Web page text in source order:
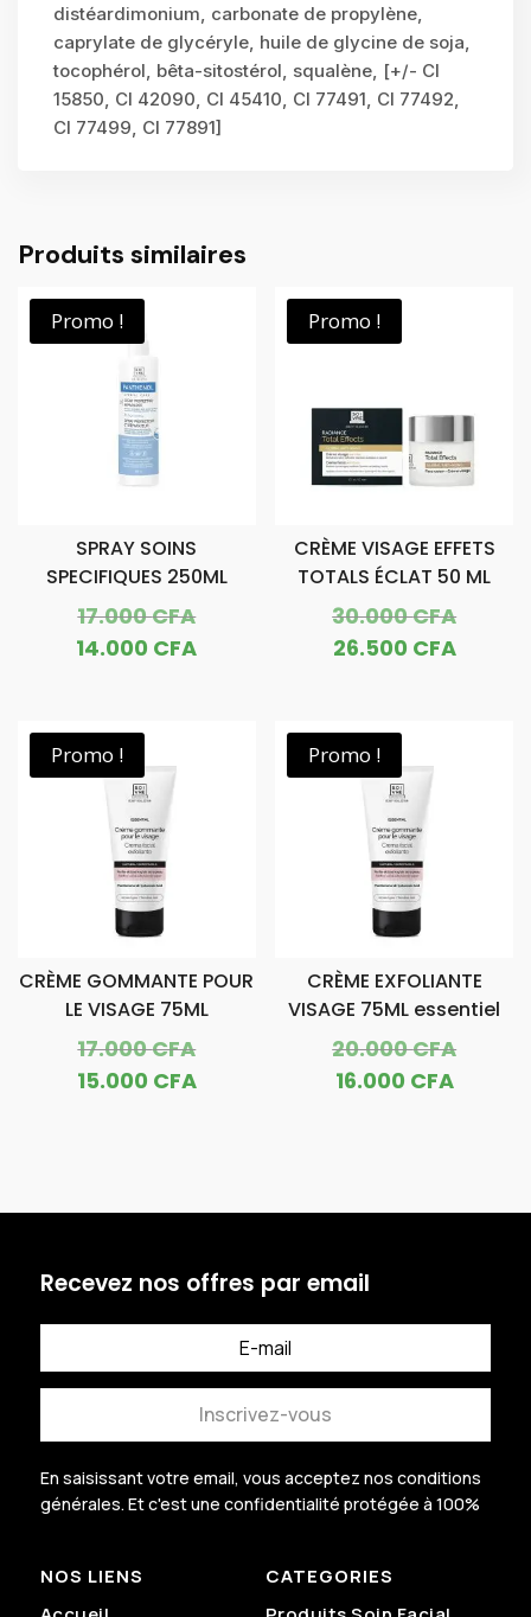
distéardimonium, carbonate de propylène,
caprylate de glycéryle, huile de glycine de soja,
tocophérol, bêta-sitostérol, squalène, [+/- CI
15850, CI 42090, CI 45410, CI 77491, CI 77492,
CI 77499, CI 77891]
Produits similaires
Promo !
SPRAY SOINS
SPECIFIQUES 250ML
17.000CFALe
prix
17.000 CFA.
14.000 CFALe
14.000 CFA.
Promo !
CRÈME VISAGE EFFETS
TOTALS ÉCLAT 50 ML
30.000CFALe
26.500 CFALe
Promo !
CRÈME GOMMANTE POUR
LE VISAGE 75ML
17.000CFALe
prix
15.000 CFALe
Promo !
CRÈME EXFOLIANTE
VISAGE 75ML essentiel
20.000CFALe
16.000 CFALe
Recevez nos offres par email
Inscrivez-vous
En saisissant votre email, vous acceptez nos conditions
générales. Et c'est une confidentialité protégée à 100%
NOS LIENS
CATEGORIES